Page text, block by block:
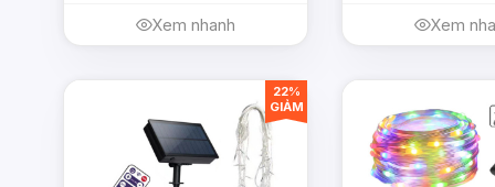
Xem nhanh Xem
22%
GIẢM